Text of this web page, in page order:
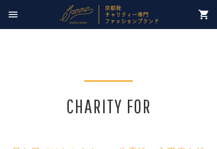
今週のチャリティー先は
【 NPO法人パレスチナ子どものキャンペーン 】
menu shopping_cart
CHARITY FOR